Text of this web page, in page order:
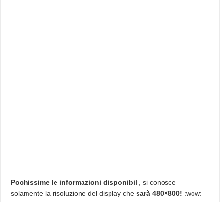
Pochissime le informazioni disponibili , si conosce
solamente la risoluzione del display chesarà 480×800! :wow: